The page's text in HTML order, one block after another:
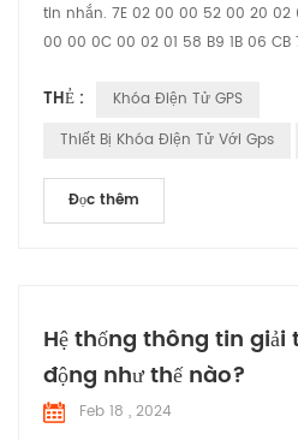
tin nhắn. 7E 02 00 00 52 00 20
00 00 0C 00 02 01 58 B9 1B 06
00 01 30 01 11 31 01 10 E3 01 00 D5
93 78 61 60 00 12 20 00 00 12 34
THẺ :
Khóa Điện Tử GPS
Thiết Bị Khóa Điện Tử Với Gps
Đọc thêm
Hệ thống thông tin
động như thế nào?
Feb 18 , 2024